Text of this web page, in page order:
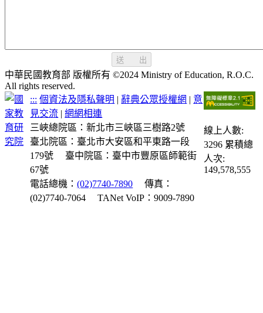
送 出
中華民國教育部 版權所有 ©2024 Ministry of Education, R.O.C.
All rights reserved.
::: 個資法及隱私聲明 | 辭典公眾授權網 | 意
見交流 |網網相連
三峽總院區：新北市三峽區三樹路2號
臺北院區：臺北市大安區和平東路一段
179號
臺中院區：臺中市豐原區師範街
67號
電話總機：(02)7740-7890
傳真：
(02)7740-7064
TANet VoIP：9009-7890
線上人數:
3296 累積總
人次:
149,578,555